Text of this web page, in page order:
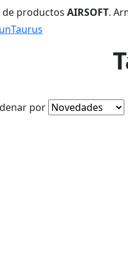
de productos AIRSOFT.
Taurus
por